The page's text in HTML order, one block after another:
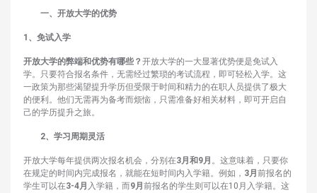
一、开放大学的优势
1、‌免试入学‌
开放大学的弊端和优势有哪些？开放大学的一大显著优势便是免试入
学。只要符合报名条件，无需经过繁琐的考试流程，即可轻松入学。这
一政策为那些渴望提升学历但受限于时间和精力的在职人员提供了极大
的便利。他们无需再为备考而烦恼，只需准备好相关材料，即可开启自
己的学历提升之旅。
2、学习周期灵活‌
开放大学每年提供两次报名机会，分别在3月和9月 。这意味着，只要你
在规定的时间内完成报名，就能在短时间内入学籍。例如， 3月 前报名的
学生可以在3-4月 入学籍，而9月 前报名的学生则可以在10月入学籍。这